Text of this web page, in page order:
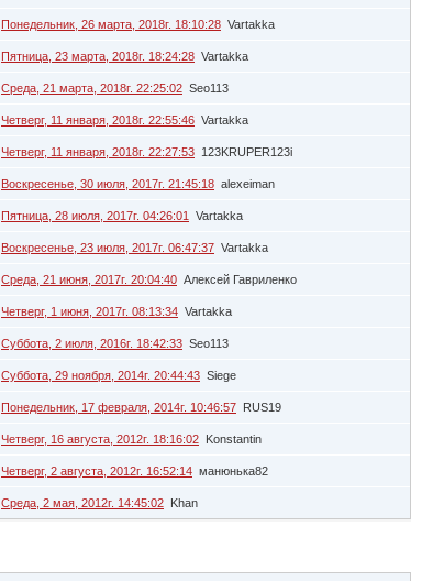
Понедельник, 26 марта, 2018г. 18:10:28 Vartakka
Пятница, 23 марта, 2018г. 18:24:28 Vartakka
Среда, 21 марта, 2018г. 22:25:02 Seo113
Четверг, 11 января, 2018г. 22:55:46 Vartakka
Четверг, 11 января, 2018г. 22:27:53 123KRUPER123i
Воскресенье, 30 июля, 2017г. 21:45:18 alexeiman
Пятница, 28 июля, 2017г. 04:26:01 Vartakka
Воскресенье, 23 июля, 2017г. 06:47:37 Vartakka
Среда, 21 июня, 2017г. 20:04:40 Алексей Гавриленко
Четверг, 1 июня, 2017г. 08:13:34 Vartakka
Суббота, 2 июля, 2016г. 18:42:33 Seo113
Суббота, 29 ноября, 2014г. 20:44:43 Siege
Понедельник, 17 февраля, 2014г. 10:46:57 RUS19
Четверг, 16 августа, 2012г. 18:16:02 Konstantin
Четверг, 2 августа, 2012г. 16:52:14 манюнька82
Среда, 2 мая, 2012г. 14:45:02 Khan